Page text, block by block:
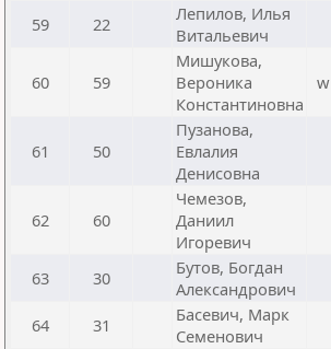
59 22
Лепилов, Илья
Витальевич
60 59
Мишукова,
Вероника
Константиновна
w
61 50
Пузанова,
Евлалия
Денисовна
62 60
Чемезов,
Даниил
Игоревич
63 30
Бутов, Богдан
Александрович
64 31
Басевич, Марк
Семенович